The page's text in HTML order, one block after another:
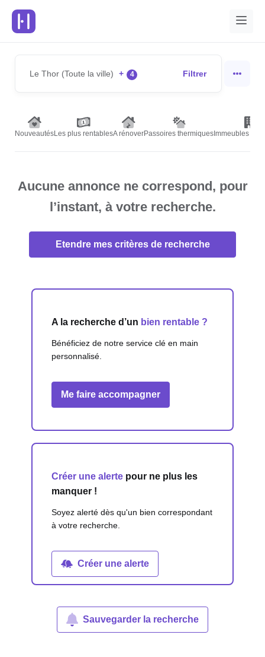
Le Thor (Toute la ville) + 4 Filtrer
NouveautésLes plus rentablesA rénoverPassoires thermiques Immeubles de
Aucune annonce ne correspond, pour
l’instant, à votre recherche.
Etendre mes critères de recherche
A la recherche d’un bien rentable ?
Bénéficiez de notre service clé en main
personnalisé.
Me faire accompagner
Créer une alerte pour ne plus les
manquer !
Soyez alerté dès qu'un bien correspondant
à votre recherche.
Créer une alerte
Sauvegarder la recherche